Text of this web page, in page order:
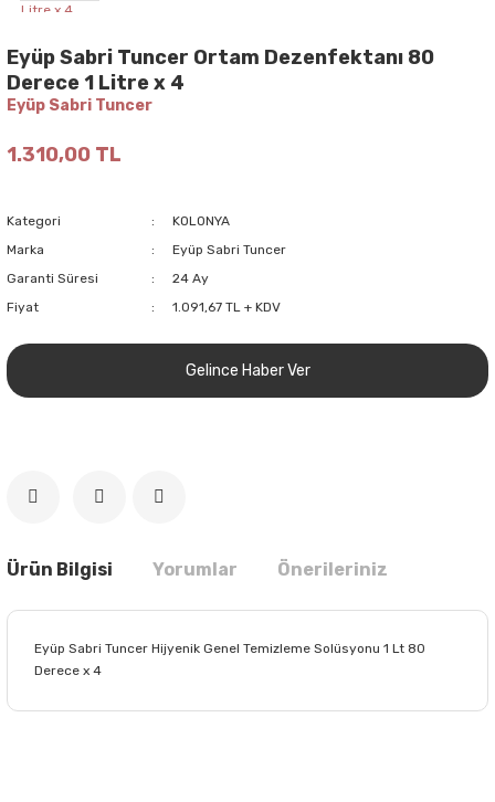
Eyüp Sabri Tuncer Ortam Dezenfektanı 80
Derece 1 Litre x 4
Eyüp Sabri Tuncer
1.310,00 TL
Kategori
KOLONYA
Marka
Eyüp Sabri Tuncer
Garanti Süresi
24 Ay
Fiyat
1.091,67 TL + KDV
Gelince Haber Ver
Ürün Bilgisi Yorumlar Önerileriniz
Eyüp Sabri Tuncer Hijyenik Genel Temizleme Solüsyonu 1 Lt 80
Derece x 4